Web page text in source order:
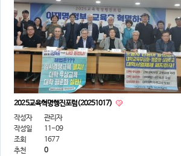
2025교육혁명행진포럼(20251017)
작성자
관리자
작성일
11-09
조회
1677
추천
0